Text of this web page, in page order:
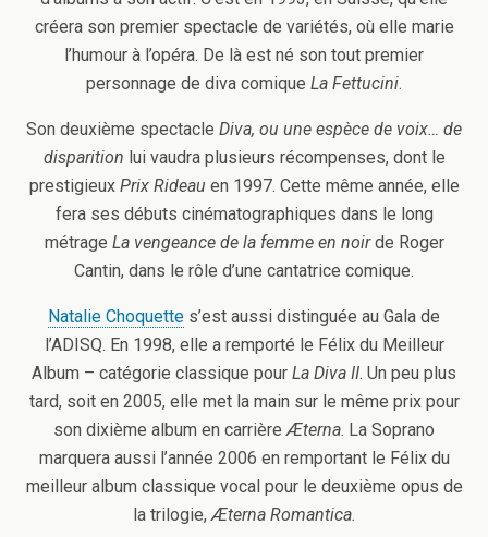
créera son premier spectacle de variétés, où elle marie
l’humour à l’opéra. De là est né son tout premier
personnage de diva comique La Fettucini.
Son deuxième spectacle Diva, ou une espèce de voix… de
disparition lui vaudra plusieurs récompenses, dont le
prestigieux Prix Rideau en 1997. Cette même année, elle
fera ses débuts cinématographiques dans le long
métrage La vengeance de la femme en noirde Roger
Cantin, dans le rôle d’une cantatrice comique.
Natalie Choquette s’est aussi distinguée au Gala de
l’ADISQ. En 1998, elle a remporté le Félix du Meilleur
Album – catégorie classique pour La Diva II. Un peu plus
tard, soit en 2005, elle met la main sur le même prix pour
son dixième album en carrièreÆterna. La Soprano
marquera aussi l’année 2006 en remportant le Félix du
meilleur album classique vocal pour le deuxième opus de
la trilogie,Æterna Romantica.